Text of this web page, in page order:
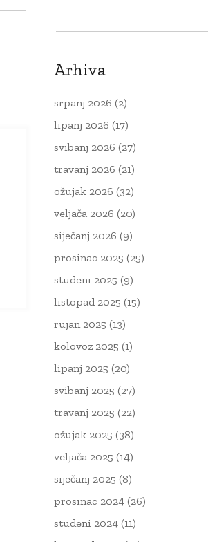
Arhiva
srpanj 2026 (2)
lipanj 2026 (17)
svibanj 2026 (27)
travanj 2026 (21)
ožujak 2026 (32)
veljača 2026 (20)
siječanj 2026 (9)
prosinac 2025 (25)
studeni 2025 (9)
listopad 2025 (15)
rujan 2025 (13)
kolovoz 2025 (1)
lipanj 2025 (20)
svibanj 2025 (27)
travanj 2025 (22)
ožujak 2025 (38)
veljača 2025 (14)
siječanj 2025 (8)
prosinac 2024 (26)
studeni 2024 (11)